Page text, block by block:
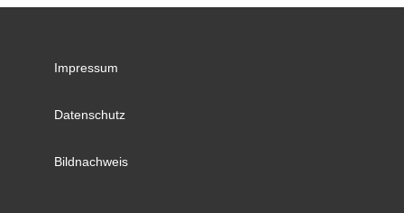
Impressum
Datenschutz
Bildnachweis